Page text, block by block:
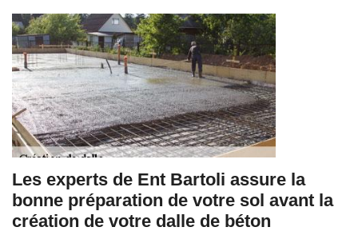
Les experts de Ent Bartoli assure la
bonne préparation de votre sol avant la
création de votre dalle de béton